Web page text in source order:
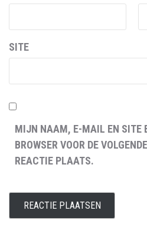
SITE
MIJN NAAM, E-MAIL EN SITE
BROWSER VOOR DE
REACTIE PLAATS.